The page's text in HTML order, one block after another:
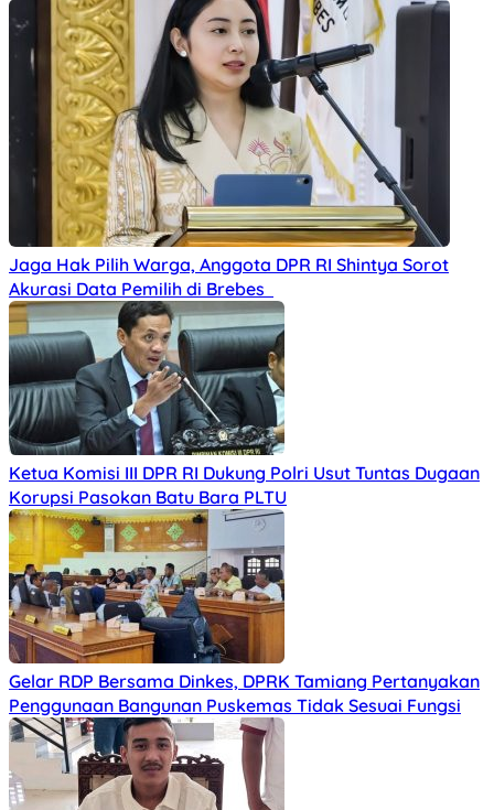
Jaga Hak Pilih Warga, Anggota DPR RI Shintya Sorot
Akurasi Data Pemilih di Brebes
Ketua Komisi III DPR RI Dukung Polri Usut Tuntas Dugaan
Korupsi Pasokan Batu Bara PLTU
Gelar RDP Bersama Dinkes, DPRK Tamiang Pertanyakan
Penggunaan Bangunan Puskemas Tidak Sesuai Fungsi